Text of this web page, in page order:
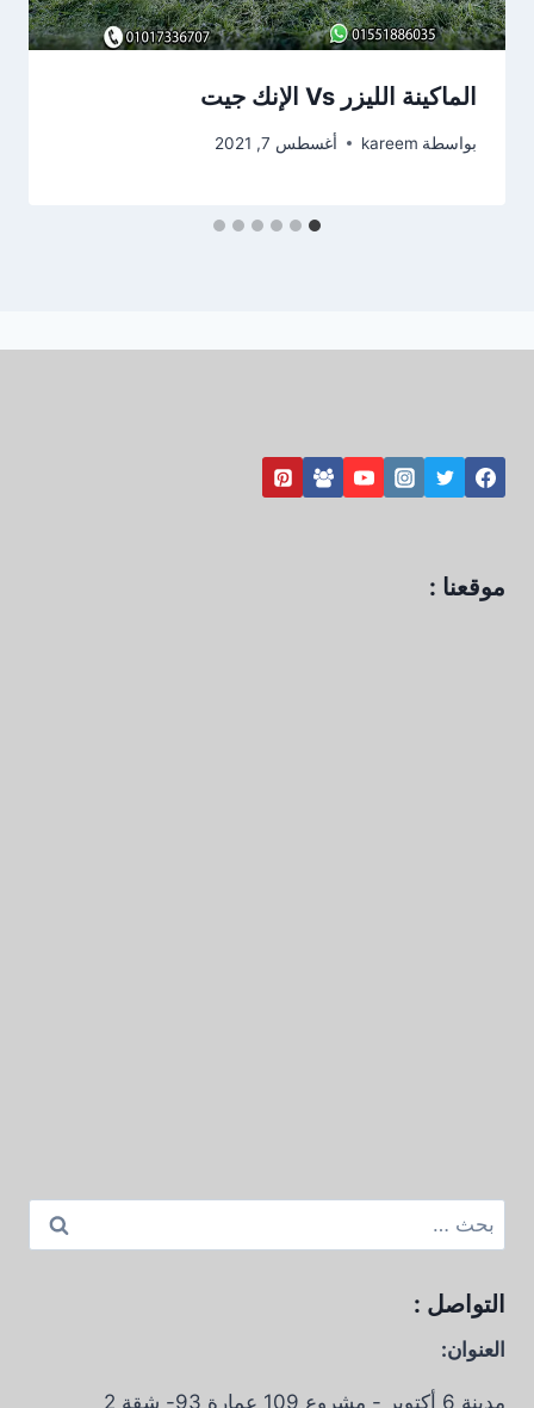
الماكينة الليزر Vs الإنك جيت
بواسطة kareem أغسطس 7, 2021
موقعنا :
عن:
التواصل :
العنوان:
مدينة 6 أكتوبر - مشروع 109 عمارة 93- شقة 2